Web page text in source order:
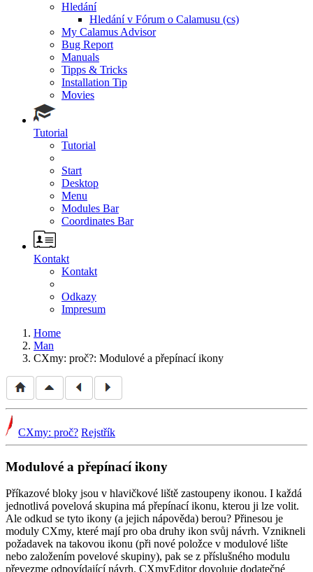
Hledání
Hledání v Fórum o Calamusu (cs)
My Calamus Advisor
Bug Report
Manuals
Tipps & Tricks
Installation Tip
Movies
Tutorial
Tutorial
Start
Desktop
Menu
Modules Bar
Coordinates Bar
Kontakt
Kontakt
Odkazy
Impresum
Home
Man
CXmy: proč?: Modulové a přepínací ikony
CXmy: proč? Rejstřík
Modulové a přepínací ikony
Příkazové bloky jsou v hlavičkové liště zastoupeny ikonou. I každá
jednotlivá povelová skupina má přepínací ikonu, kterou ji lze volit.
Ale odkud se tyto ikony (a jejich nápověda) berou? Přinesou je
moduly CXmy, které mají pro oba druhy ikon svůj návrh. Vznikne­li
požadavek na takovou ikonu (při nové položce v modulové lište
nebo založením povelové skupiny), pak se z příslušného modulu
převezme odpovídající návrh. CXmy­Editor dovoluje dodatečné